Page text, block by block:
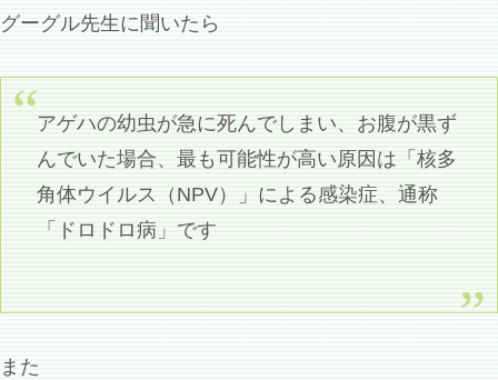
グーグル先生に聞いたら
アゲハの幼虫が急に死んでしまい、お腹が黒ず
んでいた場合、最も可能性が高い原因は「核多
角体ウイルス（NPV）」による感染症、通称
「ドロドロ病」です
また